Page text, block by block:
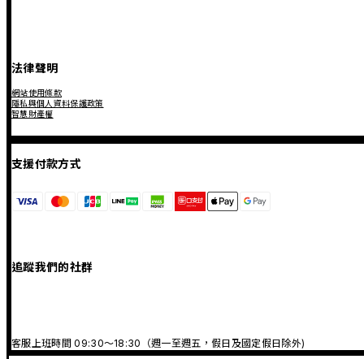
法律聲明
網站使用條款
隱私與個人資料保護政策
智慧財產權
支援付款方式
追蹤我們的社群
客服上班時間 09:30～18:30（週一至週五，假日及國定假日除外)